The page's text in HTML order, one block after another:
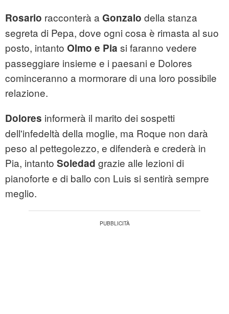
Rosario racconterà a Gonzalo della stanza
segreta di Pepa, dove ogni cosa è rimasta al suo
posto, intanto Olmo e Pia si faranno vedere
passeggiare insieme e i paesani e Dolores
cominceranno a mormorare di una loro possibile
relazione.
Dolores informerà il marito dei sospetti
dell'infedeltà della moglie, ma Roque non darà
peso al pettegolezzo, e difenderà e crederà in
Pia, intanto Soledad grazie alle lezioni di
pianoforte e di ballo con Luis si sentirà sempre
meglio.